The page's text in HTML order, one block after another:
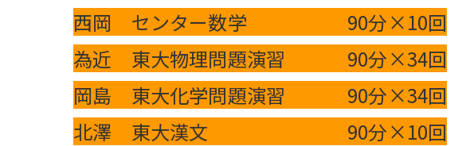
西岡 センター数学 90分×10回
為近 東大物理問題演習 90分×34回
岡島 東大化学問題演習 90分×34回
北澤 東大漢文 90分×10回